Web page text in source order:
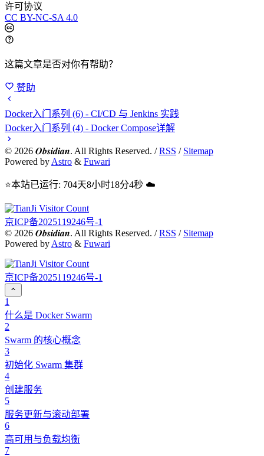
许可协议
CC BY-NC-SA 4.0
这篇文章是否对你有帮助？
赞助
Docker入门系列 (6) - CI/CD 与 Jenkins 实践
Docker入门系列 (4) - Docker Compose详解
© 2026 𝑶𝒃𝒔𝒊𝒅𝒊𝒂𝒏. All Rights Reserved. /RSS / Sitemap
Powered by Astro & Fuwari
⭐本站已运行: 704天8小时18分4秒 ☁️
京ICP备2025119246号-1
© 2026 𝑶𝒃𝒔𝒊𝒅𝒊𝒂𝒏. All Rights Reserved. /RSS / Sitemap
Powered by Astro & Fuwari
京ICP备2025119246号-1
1
什么是 Docker Swarm
2
Swarm 的核心概念
3
初始化 Swarm 集群
4
创建服务
5
服务更新与滚动部署
6
高可用与负载均衡
7